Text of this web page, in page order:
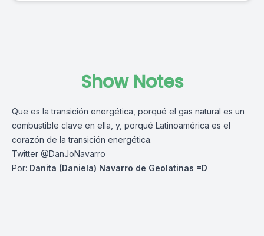
Show Notes
Que es la transición energética, porqué el gas natural es un
combustible clave en ella, y, porqué Latinoamérica es el
corazón de la transición energética.
Twitter @DanJoNavarro
Por: Danita (Daniela) Navarro de Geolatinas =D